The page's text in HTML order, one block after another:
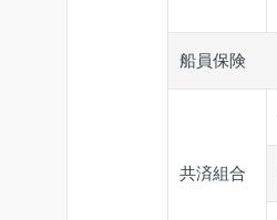
船員保険
共済組合